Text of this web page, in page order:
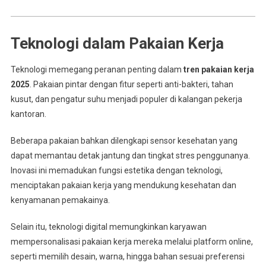
Teknologi dalam Pakaian Kerja
Teknologi memegang peranan penting dalam tren pakaian kerja
2025 . Pakaian pintar dengan fitur seperti anti-bakteri, tahan
kusut, dan pengatur suhu menjadi populer di kalangan pekerja
kantoran.
Beberapa pakaian bahkan dilengkapi sensor kesehatan yang
dapat memantau detak jantung dan tingkat stres penggunanya.
Inovasi ini memadukan fungsi estetika dengan teknologi,
menciptakan pakaian kerja yang mendukung kesehatan dan
kenyamanan pemakainya.
Selain itu, teknologi digital memungkinkan karyawan
mempersonalisasi pakaian kerja mereka melalui platform online,
seperti memilih desain, warna, hingga bahan sesuai preferensi